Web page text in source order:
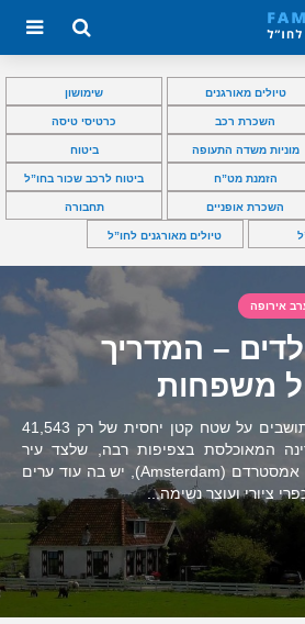
טיולים מאורגנים שימושון
השכרת רכב כרטיסי טיסה
מוניות משדה התעופה ביטוח
הזמנת מט”ח ביטוח לרכב שכור בחו”ל
השכרת אופניים תחבורה
טיולים מאורגנים לחו”ל
אירופה
– המדריך
משפחות
עם מעל ל-16 מיליון תושבים על שטח קטן יחסית של רק 41,543
המאוכלסת בצפיפות רבה, שלצד עיר
הבירה המדהימה שלה אמסטרדם (Amsterdam), יש בה עוד ערים
ציורי ועוצר נשימה...